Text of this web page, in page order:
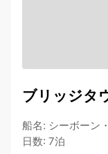
ブリッジタ
船名: シーボーン
日数: 7泊